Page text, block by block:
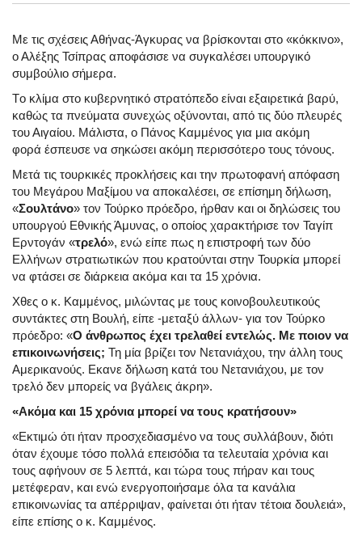
Με τις σχέσεις Αθήνας-Άγκυρας να βρίσκονται στο «κόκκινο»,
ο Αλέξης Τσίπρας αποφάσισε να συγκαλέσει υπουργικό
συμβούλιο σήμερα.
Tο κλίμα στο κυβερνητικό στρατόπεδο είναι εξαιρετικά βαρύ,
καθώς τα πνεύματα συνεχώς οξύνονται, από τις δύο πλευρές
του Αιγαίου. Μάλιστα, ο Πάνος Καμμένος για μια ακόμη
φορά έσπευσε να σηκώσει ακόμη περισσότερο τους τόνους.
Μετά τις τουρκικές προκλήσεις και την πρωτοφανή απόφαση
του Μεγάρου Μαξίμου να αποκαλέσει, σε επίσημη δήλωση,
«Σουλτάνο» τον Τούρκο πρόεδρο, ήρθαν και οι δηλώσεις του
υπουργού Εθνικής Άμυνας, ο οποίος χαρακτήρισε τον Ταγίπ
Ερντογάν «τρελό», ενώ είπε πως η επιστροφή των δύο
Ελλήνων στρατιωτικών που κρατούνται στην Τουρκία μπορεί
να φτάσει σε διάρκεια ακόμα και τα 15 χρόνια.
Χθες ο κ. Καμμένος, μιλώντας με τους κοινοβουλευτικούς
συντάκτες στη Βουλή, είπε -μεταξύ άλλων- για τον Τούρκο
πρόεδρο: «Ο άνθρωπος έχει τρελαθεί εντελώς. Με ποιον να
επικοινωνήσεις; Τη μία βρίζει τον Νετανιάχου, την άλλη τους
Αμερικανούς. Εκανε δήλωση κατά του Νετανιάχου, με τον
τρελό δεν μπορείς να βγάλεις άκρη».
«Ακόμα και 15 χρόνια μπορεί να τους κρατήσουν»
«Εκτιμώ ότι ήταν προσχεδιασμένο να τους συλλάβουν, διότι
όταν έχουμε τόσο πολλά επεισόδια τα τελευταία χρόνια και
τους αφήνουν σε 5 λεπτά, και τώρα τους πήραν και τους
μετέφεραν, και ενώ ενεργοποιήσαμε όλα τα κανάλια
επικοινωνίας τα απέρριψαν, φαίνεται ότι ήταν τέτοια δουλειά»,
είπε επίσης ο κ. Καμμένος.